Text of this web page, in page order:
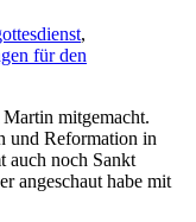
,
für den
mitgemacht.
und Reformation in
auch noch Sankt
angeschaut habe mit